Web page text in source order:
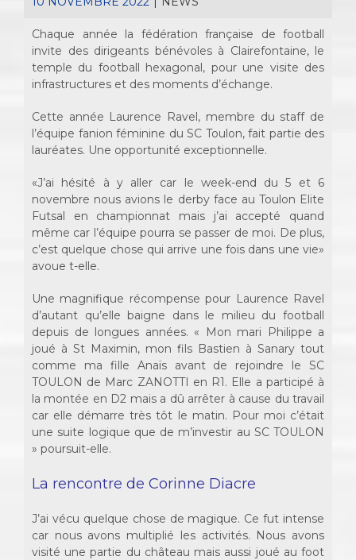
Chaque année la fédération française de football
invite des dirigeants bénévoles à Clairefontaine, le
temple du football hexagonal, pour une visite des
infrastructures et des moments d’échange.
Cette année Laurence Ravel, membre du staff de
l’équipe fanion féminine du SC Toulon, fait partie des
lauréates. Une opportunité exceptionnelle.
«J’ai hésité à y aller car le week-end du 5 et 6
novembre nous avions le derby face au Toulon Elite
Futsal en championnat mais j’ai accepté quand
même car l’équipe pourra se passer de moi. De plus,
c’est quelque chose qui arrive une fois dans une vie»
avoue t-elle.
Une magnifique récompense pour Laurence Ravel
d’autant qu’elle baigne dans le milieu du football
depuis de longues années. « Mon mari Philippe a
joué à St Maximin, mon fils Bastien à Sanary tout
comme ma fille Anaïs avant de rejoindre le SC
TOULON de Marc ZANOTTI en R1. Elle a participé à
la montée en D2 mais a dû arrêter à cause du travail
car elle démarre très tôt le matin. Pour moi c’était
une suite logique que de m’investir au SC TOULON
» poursuit-elle.
La rencontre de Corinne Diacre
J’ai vécu quelque chose de magique. Ce fut intense
car nous avons multiplié les activités. Nous avons
visité une partie du château mais aussi joué au foot